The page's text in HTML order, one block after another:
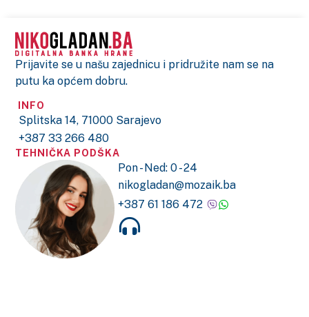
Prijavite se u našu zajednicu i pridružite nam se na
putu ka općem dobru.
INFO
Splitska 14, 71000 Sarajevo
+387 33 266 480
TEHNIČKA PODŠKA
Pon - Ned: 0 - 24
nikogladan@mozaik.ba
+387 61 186 472